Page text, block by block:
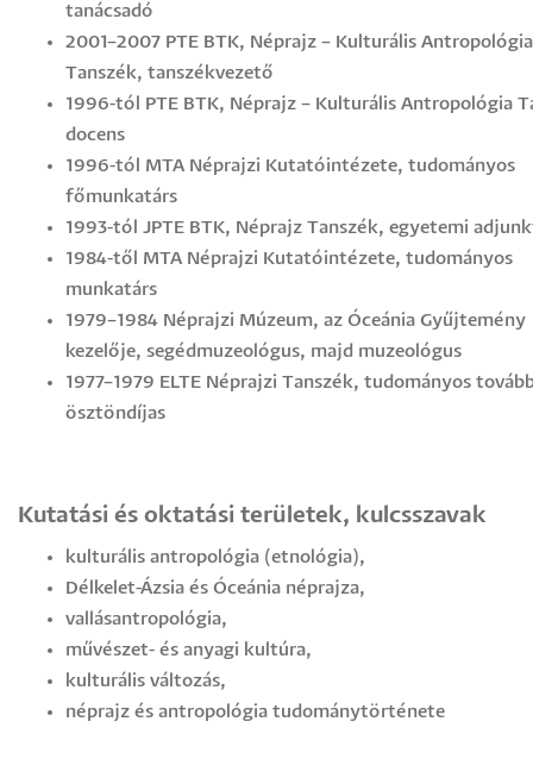
tanácsadó
2001–2007 PTE BTK, Néprajz – Kulturális Antropológia
Tanszék, tanszékvezető
1996-tól PTE BTK, Néprajz – Kulturális Antropológia
docens
1996-tól MTA Néprajzi Kutatóintézete, tudományos
főmunkatárs
1993-tól JPTE BTK, Néprajz Tanszék, egyetemi
1984-től MTA Néprajzi Kutatóintézete, tudományos
munkatárs
1979–1984 Néprajzi Múzeum, az Óceánia Gyűjtemény
kezelője, segédmuzeológus, majd muzeológus
1977–1979 ELTE Néprajzi Tanszék, tudományos
ösztöndíjas
Kutatási és oktatási területek, kulcsszavak
kulturális antropológia (etnológia),
Délkelet-Ázsia és Óceánia néprajza,
vallásantropológia,
művészet- és anyagi kultúra,
kulturális változás,
néprajz és antropológia tudománytörténete